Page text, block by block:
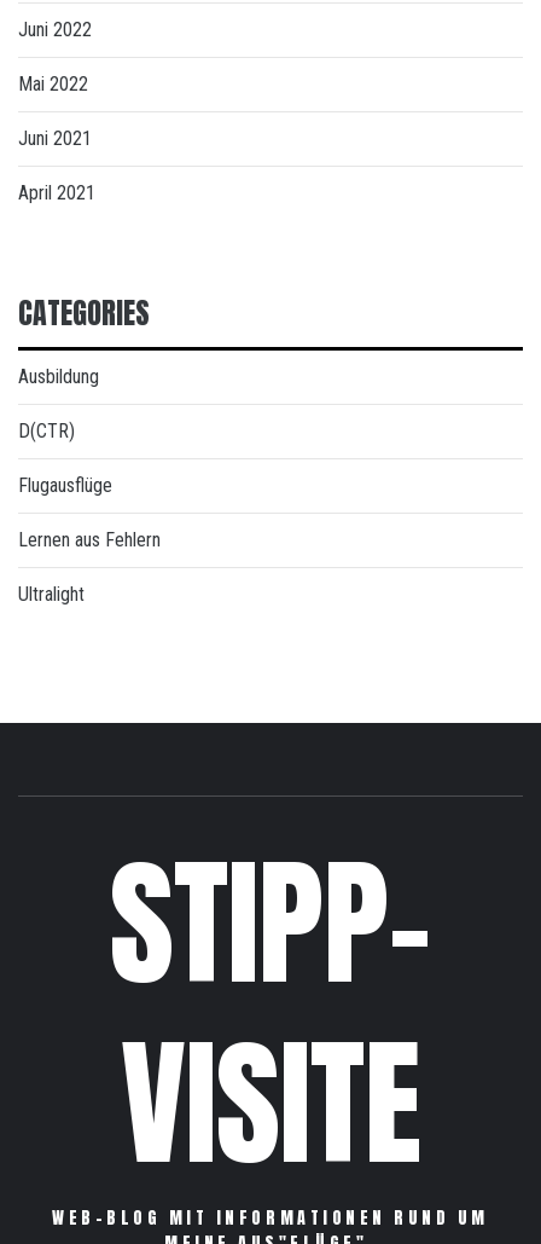
Juni 2022
Mai 2022
Juni 2021
April 2021
CATEGORIES
Ausbildung
D(CTR)
Flugausflüge
Lernen aus Fehlern
Ultralight
STIPP-
VISITE
WEB-BLOG MIT INFORMATIONEN RUND UM